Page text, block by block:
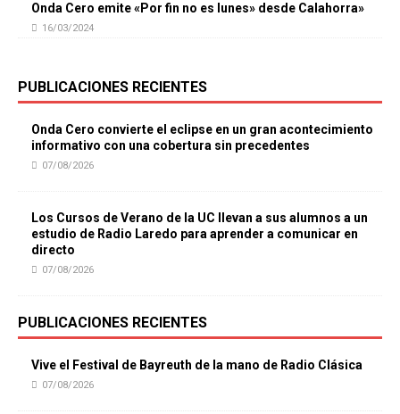
Onda Cero emite «Por fin no es lunes» desde Calahorra»
16/03/2024
PUBLICACIONES RECIENTES
Onda Cero convierte el eclipse en un gran acontecimiento
informativo con una cobertura sin precedentes
07/08/2026
Los Cursos de Verano de la UC llevan a sus alumnos a un
estudio de Radio Laredo para aprender a comunicar en
directo
07/08/2026
PUBLICACIONES RECIENTES
Vive el Festival de Bayreuth de la mano de Radio Clásica
07/08/2026